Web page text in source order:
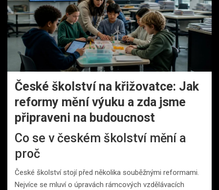
České školství na křižovatce: Jak
reformy mění výuku a zda jsme
připraveni na budoucnost
Co se v českém školství mění a
proč
České školství stojí před několika souběžnými reformami.
Nejvíce se mluví o úpravách rámcových vzdělávacích